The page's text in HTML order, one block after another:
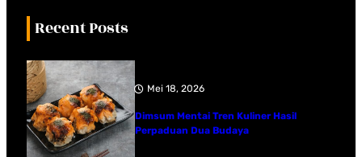
Recent Posts
Mei 18, 2026
Dimsum Mentai Tren Kuliner Hasil
Perpaduan Dua Budaya